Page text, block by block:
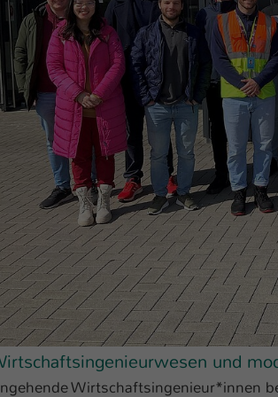
und
Wirtschaftsingenieur*innen